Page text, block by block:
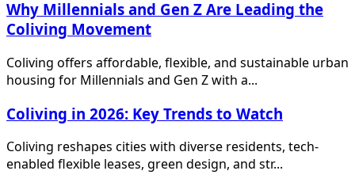
Why Millennials and Gen Z Are Leading the
Coliving Movement
Coliving offers affordable, flexible, and sustainable urban
housing for Millennials and Gen Z with a...
Coliving in 2026: Key Trends to Watch
Coliving reshapes cities with diverse residents, tech-
enabled flexible leases, green design, and str...